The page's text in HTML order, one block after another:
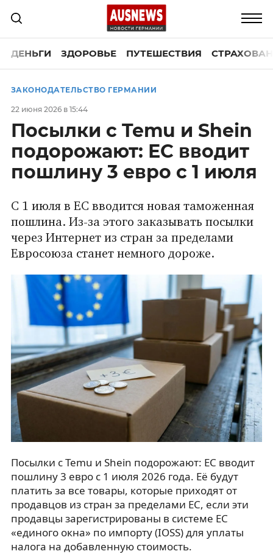
ДЕНЬГИ ЗДОРОВЬЕ ПУТЕШЕСТВИЯ
ЗАКОНОДАТЕЛЬСТВО ГЕРМАНИИ
22 июня 2026 в 15:44
Посылки с Temu и Shein
подорожают: ЕС вводит
пошлину 3 евро с 1 июля
С 1 июля в ЕС вводится новая таможенная
пошлина. Из-за этого заказывать посылки
через Интернет из стран за пределами
Евросоюза станет немного дороже.
Посылки с Temu и Shein подорожают: ЕС вводит
пошлину 3 евро с 1 июля 2026 года. Её будут
платить за все товары, которые приходят от
продавцов из стран за пределами ЕС, если эти
продавцы зарегистрированы в системе ЕС
«единого окна» по импорту (IOSS) для уплаты
налога на добавленную стоимость.